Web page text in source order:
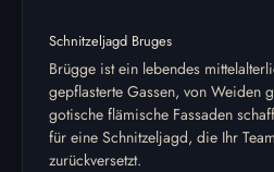
Schnitzeljagd Bruges
Brügge ist ein lebendes
gepflasterte Gassen, von Weiden
gotische flämische Fassaden
für eine Schnitzeljagd, die Ihr
zurückversetzt.